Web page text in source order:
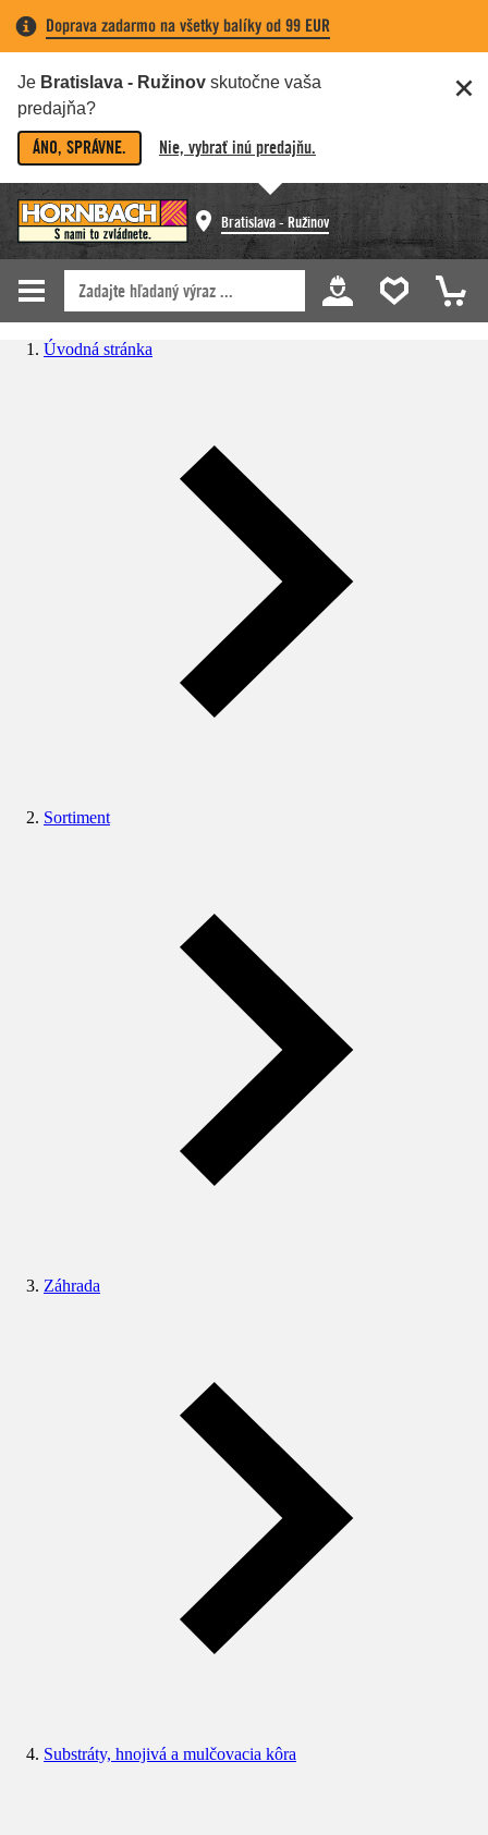
Doprava zadarmo na všetky balíky od 99 EUR
Je Bratislava - Ružinov skutočne vaša
predajňa?
ÁNO, SPRÁVNE. Nie, vybrať inú predajňu.
Bratislava - Ružinov
Úvodná stránka
Sortiment
Záhrada
Substráty, hnojivá a mulčovacia kôra